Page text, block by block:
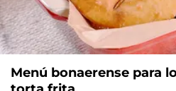
Menú bonaerense para